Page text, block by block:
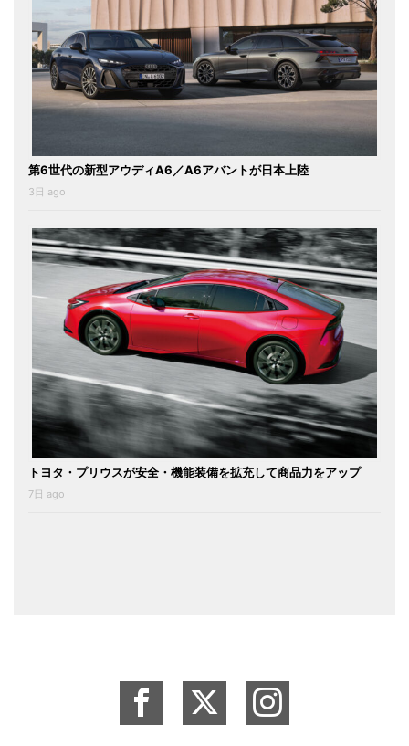
第6世代の新型アウディA6／A6アバントが日本上陸
3日 ago
トヨタ・プリウスが安全・機能装備を拡充して商品力をアップ
7日 ago